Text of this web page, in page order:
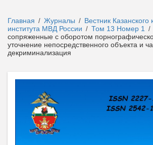
Главная / Журналы / Вестник Казанского
института МВД России / Том 13 Номер 1 /
сопряженные с оборотом
уточнение непосредственного объекта и
декриминализация